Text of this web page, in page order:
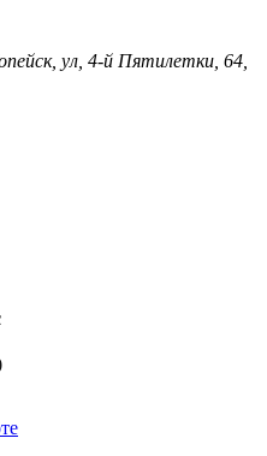
ул, 4-й Пятилетки, 64,